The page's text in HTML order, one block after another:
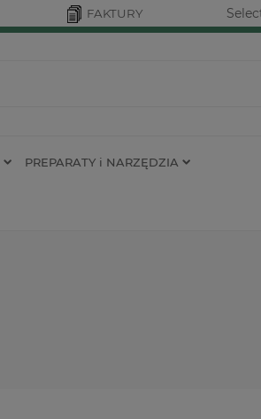
FAKTURY
PREPARATY i NARZĘDZIA